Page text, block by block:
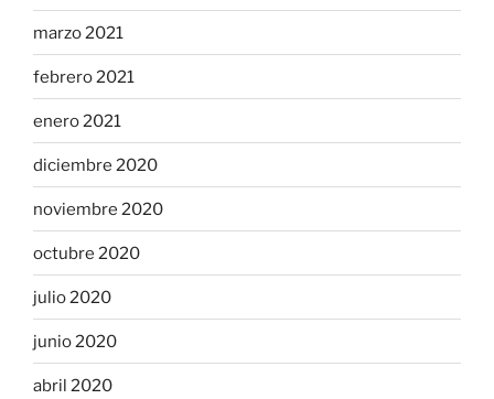
marzo 2021
febrero 2021
enero 2021
diciembre 2020
noviembre 2020
octubre 2020
julio 2020
junio 2020
abril 2020